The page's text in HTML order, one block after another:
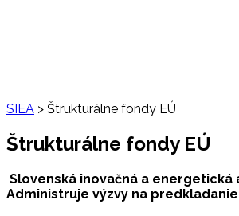
SIEA > Štrukturálne fondy EÚ
Štrukturálne fondy EÚ
Slovenská inovačná a
Administruje výzvy na